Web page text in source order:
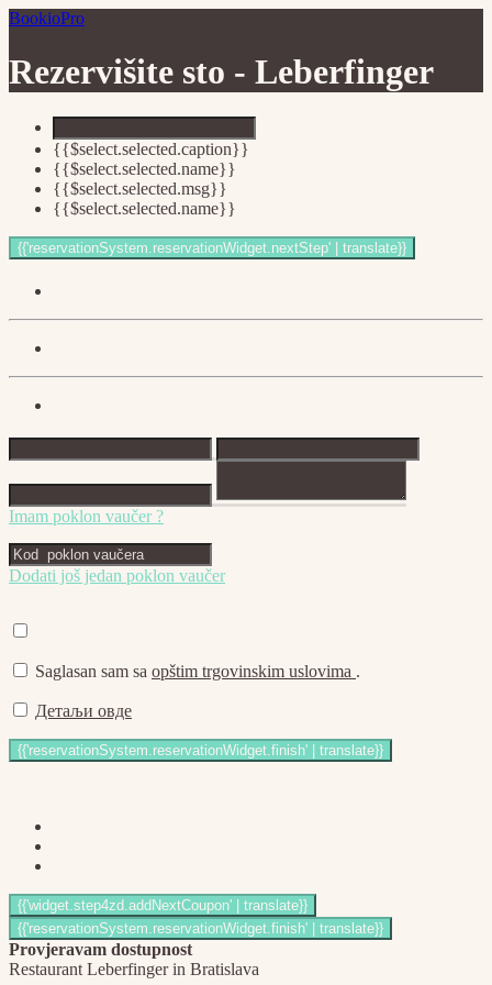
BookioPro
Rezervišite sto - Leberfinger
{{$select.selected.caption}}
{{$select.selected.name}}
{{$select.selected.msg}}
{{$select.selected.name}}
Imam poklon vaučer ?
Dodati još jedan poklon vaučer
Saglasan sam sa opštim trgovinskim uslovima .
Детаљи овде
Provjeravam dostupnost
Restaurant Leberfinger in Bratislava